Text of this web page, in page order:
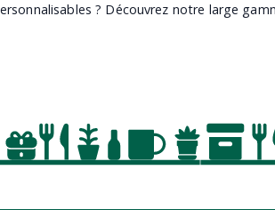
? Découvrez notre large